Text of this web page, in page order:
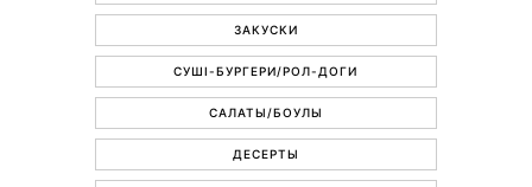
ЗАКУСКИ
СУШІ-БУРГЕРИ/РОЛ-ДОГИ
САЛАТЫ/БОУЛЫ
ДЕСЕРТЫ